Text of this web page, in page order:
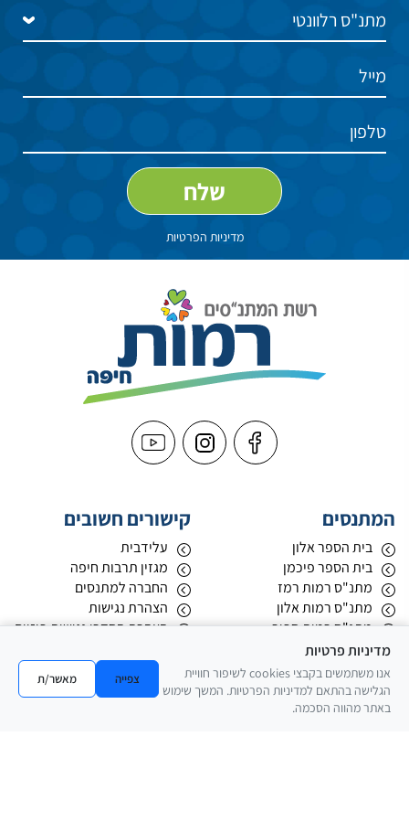
מדיניות הפרטיות
המתנסים
בית הספר אלון
בית הספר פיכמן
מתנ"ס רמות רמז
מתנ"ס רמות אלון
מתנ"ס רמות ספיר
מתנ"ס רמות אשכול
מתנ"ס רמות בגין
קישורים חשובים
עלידבית
מגזין תרבות חיפה
החברה למתנסים
הצהרת נגישות
הצהרת הסדרי נגישות פיזיים
חוגים
מדיניות פרטיות
אנו משתמשים בקבצי cookies לשיפור חוויית
הגלישה בהתאם למדיניות הפרטיות. המשך שימוש
באתר מהווה הסכמה.
צפייה מאשר/ת